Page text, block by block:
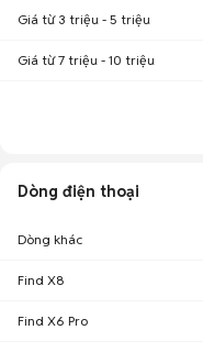
Giá từ 3 triệu - 5 triệu
Giá từ 7 triệu - 10 triệu
Dòng điện thoại
Dòng khác
Find X8
Find X6 Pro